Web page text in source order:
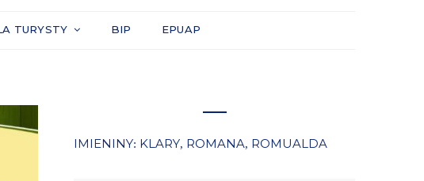
TURYSTY BIP EPUAP
IMIENINY: KLARY, ROMANA, ROMUALDA